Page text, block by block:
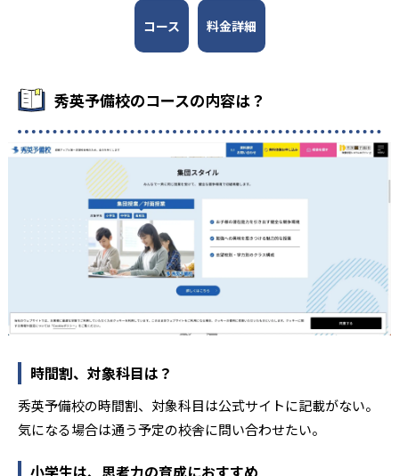
コース 料金詳細
秀英予備校のコースの内容は？
時間割、対象科目は？
秀英予備校の時間割、対象科目は公式サイトに記載がない。
気になる場合は通う予定の校舎に問い合わせたい。